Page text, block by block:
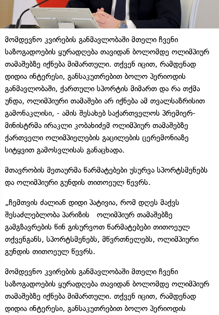
მომდევნო კვირების განმავლობაში მთელი ჩვენი
საზოგადოების ყურადღება თავიდან ბოლომდე ოლიმპიურ
თამაშებზე იქნება მიმართული. თქვენ იცით, რამდენად
დიდია ინტერესი, განსაკუთრებით ბოლო პერიოდის
განმავლობაში, ქართული სპორტის მიმართ და რა თქმა
უნდა, ოლიმპიური თამაშები არ იქნება ამ თვალსაზრისით
გამონაკლისი, - ამის შესახებ საქართველოს პრემიერ-
მინისტრმა ირაკლი კობახიძემ ოლიმპიურ თამაშებზე
ქართველი ოლიმპიელების გაცილების ცერემონიაზე
სიტყვით გამოსვლისას განაცხადა.
მთავრობის მეთაურმა წარმატებები უსურვა სპორტსმენებს
და ოლიმპიური გუნდის თითოეულ წევრს.
„ჩემთვის ძალიან დიდი პატივია, რომ დღეს მაქვს
შესაძლებლობა პარიზის ოლიმპიურ თამაშებზე
გამგზავრების წინ გისურვოთ წარმატებები თითოეულ
თქვენგანს, სპორტსმენებს, მწვრთნელებს, ოლიმპიური
გუნდის თითოეულ წევრს.
მომდევნო კვირების განმავლობაში მთელი ჩვენი
საზოგადოების ყურადღება თავიდან ბოლომდე ოლიმპიურ
თამაშებზე იქნება მიმართული. თქვენ იცით, რამდენად
დიდია ინტერესი, განსაკუთრებით ბოლო პერიოდის